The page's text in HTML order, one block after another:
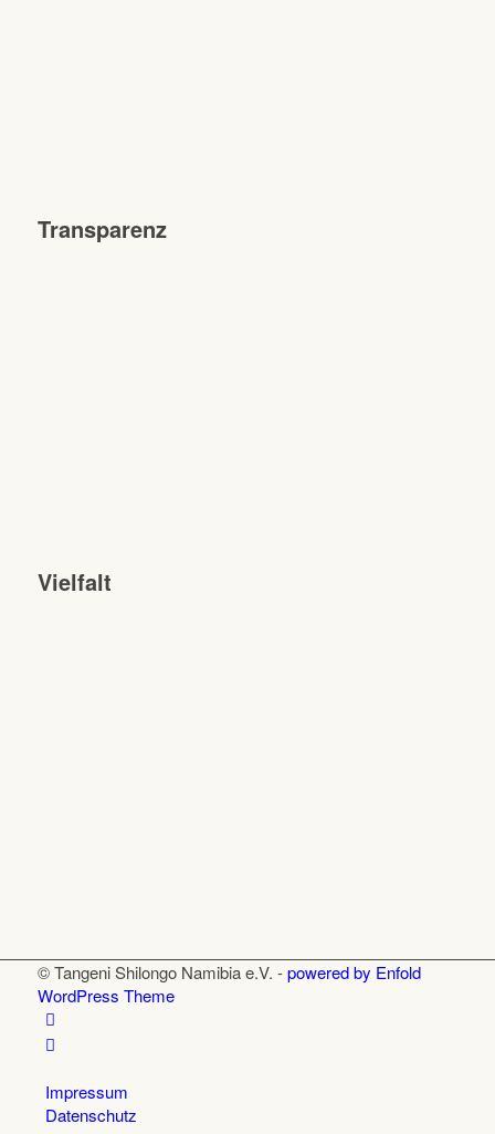
Transparenz
Vielfalt
© Tangeni Shilongo Namibia e.V. -powered by Enfold
WordPress Theme
Impressum
Datenschutz